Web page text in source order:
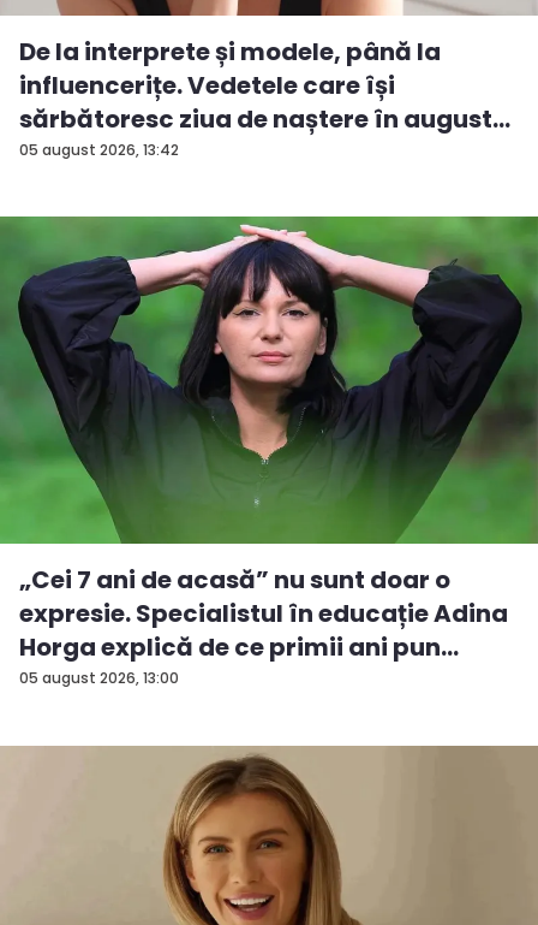
05 august 2026, 13:42
De la interprete și modele, până la
influencerițe. Vedetele care își
sărbătoresc ziua de naștere în august...
05 august 2026, 13:00
„Cei 7 ani de acasă” nu sunt doar o
expresie. Specialistul în educație Adina
Horga explică de ce primii ani pun
baze...